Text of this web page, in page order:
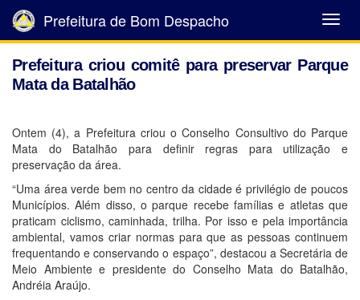
Abrir
Menu
Prefeitura de Bom Despacho
Prefeitura criou comitê para preservar Parque
Mata da Batalhão
Ontem (4), a Prefeitura criou o Conselho Consultivo do Parque
Mata do Batalhão para definir regras para utilização e
preservação da área.
“Uma área verde bem no centro da cidade é privilégio de poucos
Municípios. Além disso, o parque recebe famílias e atletas que
praticam ciclismo, caminhada, trilha. Por isso e pela importância
ambiental, vamos criar normas para que as pessoas continuem
frequentando e conservando o espaço”, destacou a Secretária de
Meio Ambiente e presidente do Conselho Mata do Batalhão,
Andréia Araújo.